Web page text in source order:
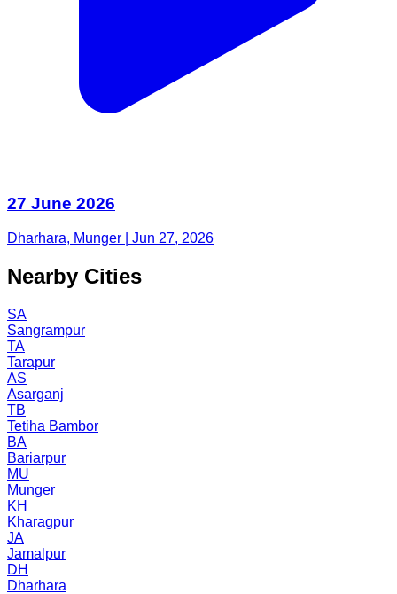
27 June 2026
Dharhara, Munger | Jun 27, 2026
Nearby Cities
SA
Sangrampur
TA
Tarapur
AS
Asarganj
TB
Tetiha Bambor
BA
Bariarpur
MU
Munger
KH
Kharagpur
JA
Jamalpur
DH
Dharhara